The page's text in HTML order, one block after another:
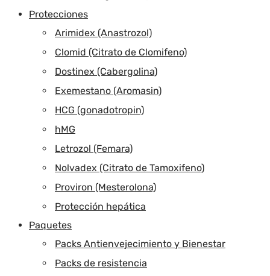
Protecciones
Arimidex (Anastrozol)
Clomid (Citrato de Clomifeno)
Dostinex (Cabergolina)
Exemestano (Aromasin)
HCG (gonadotropin)
hMG
Letrozol (Femara)
Nolvadex (Citrato de Tamoxifeno)
Proviron (Mesterolona)
Protección hepática
Paquetes
Packs Antienvejecimiento y Bienestar
Packs de resistencia